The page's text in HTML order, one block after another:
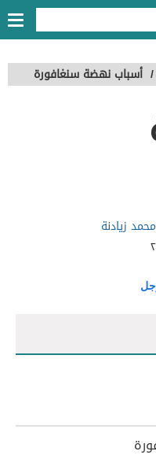
/ أسباب نهضة سنغافورة
زيادنة